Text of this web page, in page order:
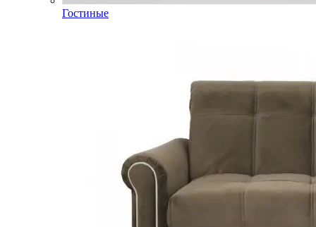
Гостиные